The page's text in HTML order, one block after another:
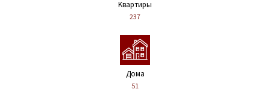
Kвартиры
237
Дома
51